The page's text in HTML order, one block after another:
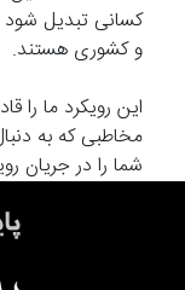
کسانی تبدیل شود
و کشوری هستند.
این رویکرد ما را
مخاطبی که به
شما را در جریان